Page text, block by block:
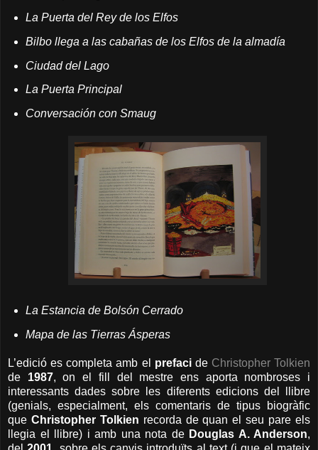
La Puerta del Rey de los Elfos
Bilbo llega a las cabañas de los Elfos de la almadía
Ciudad del Lago
La Puerta Principal
Conversación con Smaug
La Estancia de Bolsón Cerrado
Mapa de las Tierras Ásperas
L’edició es completa amb el prefacide Christopher Tolkien
de 1987, on el fill del mestre ens aporta nombroses i
interessants dades sobre les diferents edicions del llibre
(genials, especialment, els comentaris de tipus biogràfic
que Christopher Tolkien recorda de quan el seu pare els
llegia el llibre) i amb una nota de Douglas A. Anderson,